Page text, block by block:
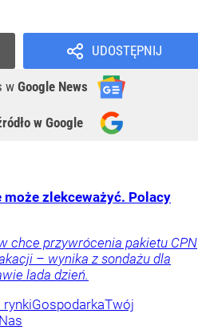
UDOSTĘPNIJ
w Google News
w Google
zlekceważyć. Polacy
chce przywrócenia pakietu CPN
– wynika z sondażu dla
lada dzień.
rynkiGospodarkaTwój